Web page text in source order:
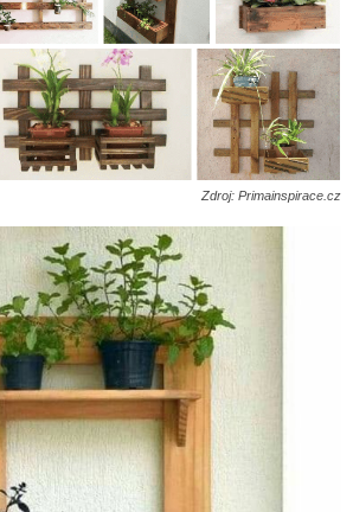
Zdroj: Primainspirace.cz